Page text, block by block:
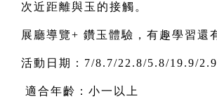
次近距離與玉的接觸。
展廳導覽+ 鑽玉體驗，有趣學習還
活動日期：7/8.7/22.8/5.8/19.9/
適合年齡：小一以上